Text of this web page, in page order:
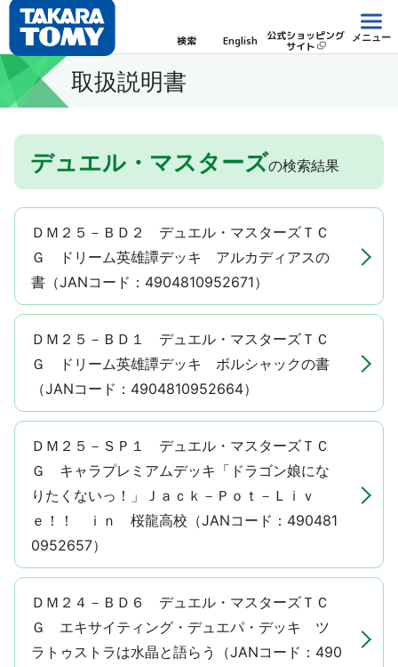
検索 English 公式ショッピング
サイト
メニュー
取扱説明書
デュエル・マスターズの検索結果
ＤＭ２５－ＢＤ２ デュエル・マスターズＴＣ
Ｇ ドリーム英雄譚デッキ アルカディアスの
書（JANコード：4904810952671）
ＤＭ２５－ＢＤ１ デュエル・マスターズＴＣ
Ｇ ドリーム英雄譚デッキ ボルシャックの書
（JANコード：4904810952664）
ＤＭ２５－ＳＰ１ デュエル・マスターズＴＣ
Ｇ キャラプレミアムデッキ「ドラゴン娘にな
りたくないっ！」Ｊａｃｋ－Ｐｏｔ－Ｌｉｖ
ｅ！！ ｉｎ 桜龍高校（JANコード：490481
0952657）
ＤＭ２４－ＢＤ６ デュエル・マスターズＴＣ
Ｇ エキサイティング・デュエパ・デッキ ツ
ラトゥストラは水晶と語らう（JANコード：490